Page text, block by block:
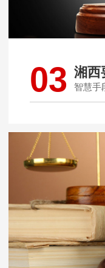
03 湘西
智慧手